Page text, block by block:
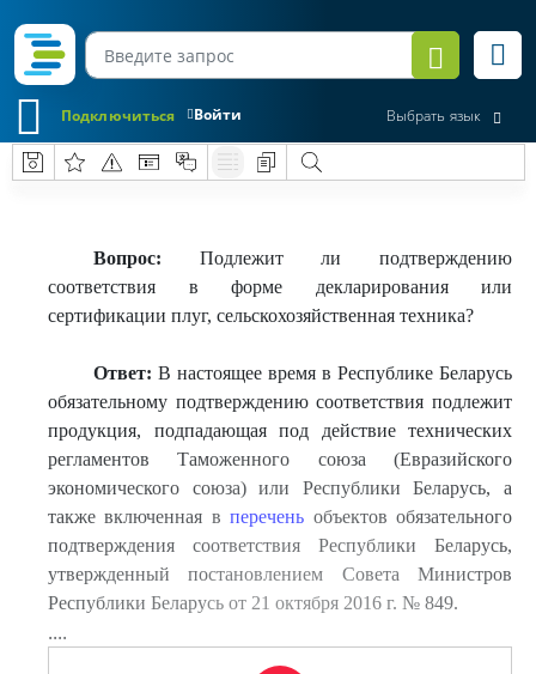
Войти
Подключиться Выбрать язык
Вопрос: Подлежит ли подтверждению
соответствия в форме декларирования или
сертификации плуг, сельскохозяйственная техника?
Ответ: В настоящее время в Республике Беларусь
обязательному подтверждению соответствия подлежит
продукция, подпадающая под действие технических
регламентов Таможенного союза (Евразийского
экономического союза) или Республики Беларусь, а
также включенная вперечень объектов обязательного
подтверждения соответствия Республики Беларусь,
утвержденный постановлением Совета Министров
Республики Беларусь от 21 октября 2016 г. № 849.
....